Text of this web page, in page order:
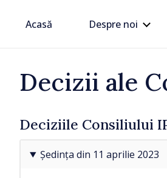
Acasă Despre noi
Decizii ale
Deciziile Consiliului
Ședința din 11 aprilie 2023